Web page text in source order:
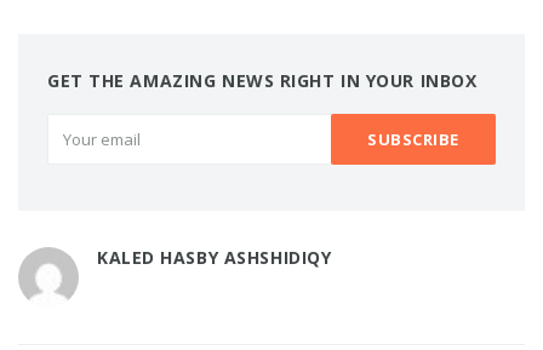
GET THE AMAZING NEWS RIGHT IN YOUR INBOX
KALED HASBY ASHSHIDIQY